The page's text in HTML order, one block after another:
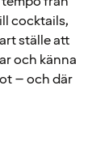
cocktails,
ställe att
och känna
– och där